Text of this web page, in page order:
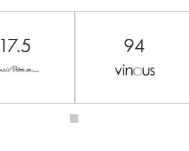
17.5 94